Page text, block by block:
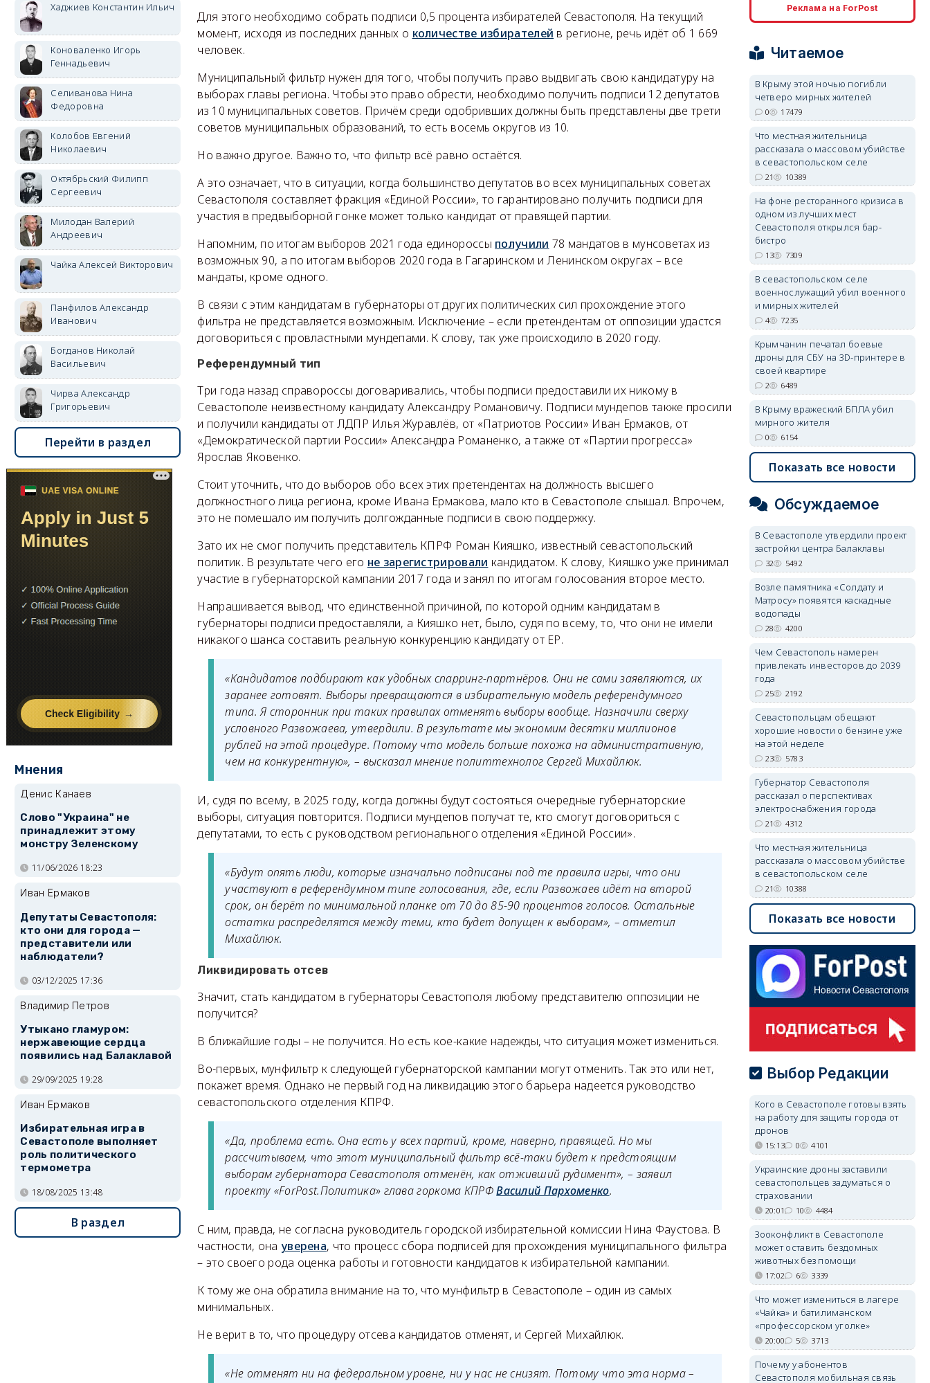
Для этого необходимо собрать подписи 0,5 процента избирателей Севастополя. На текущий
момент, исходя из последних данных о количестве избирателей в регионе, речь идёт об 1 669
человек.
Муниципальный фильтр нужен для того, чтобы получить право выдвигать свою кандидатуру на
выборах главы региона. Чтобы это право обрести, необходимо получить подписи 12 депутатов
из 10 муниципальных советов. Причём среди одобривших должны быть представлены две трети
советов муниципальных образований, то есть восемь округов из 10.
Но важно другое. Важно то, что фильтр всё равно остаётся.
А это означает, что в ситуации, когда большинство депутатов во всех муниципальных советах
Севастополя составляет фракция «Единой России», то гарантировано получить подписи для
участия в предвыборной гонке может только кандидат от правящей партии.
Напомним, по итогам выборов 2021 года единороссы получили 78 мандатов в мунсоветах из
возможных 90, а по итогам выборов 2020 года в Гагаринском и Ленинском округах – все
мандаты, кроме одного.
В связи с этим кандидатам в губернаторы от других политических сил прохождение этого
фильтра не представляется возможным. Исключение – если претендентам от оппозиции удастся
договориться с провластными мундепами. К слову, так уже происходило в 2020 году.
Референдумный тип
Три года назад справороссы договаривались, чтобы подписи предоставили их никому в
Севастополе неизвестному кандидату Александру Романовичу. Подписи мундепов также просили
и получили кандидаты от ЛДПР Илья Журавлёв, от «Патриотов России» Иван Ермаков, от
«Демократической партии России» Александра Романенко, а также от «Партии прогресса»
Ярослав Яковенко.
Стоит уточнить, что до выборов обо всех этих претендентах на должность высшего
должностного лица региона, кроме Ивана Ермакова, мало кто в Севастополе слышал. Впрочем,
это не помешало им получить долгожданные подписи в свою поддержку.
Зато их не смог получить представитель КПРФ Роман Кияшко, известный севастопольский
политик. В результате чего его не зарегистрировали кандидатом. К слову, Кияшко уже принимал
участие в губернаторской кампании 2017 года и занял по итогам голосования второе место.
Напрашивается вывод, что единственной причиной, по которой одним кандидатам в
губернаторы подписи предоставляли, а Кияшко нет, было, судя по всему, то, что они не имели
никакого шанса составить реальную конкуренцию кандидату от ЕР.
«Кандидатов подбирают как удобных спарринг-партнёров. Они не сами заявляются, их
заранее готовят. Выборы превращаются в избирательную модель референдумного
типа. Я сторонник при таких правилах отменять выборы вообще. Назначили сверху
условного Развожаева, утвердили. В результате мы экономим десятки миллионов
рублей на этой процедуре. Потому что модель больше похожа на административную,
чем на конкурентную», – высказал мнение политтехнолог Сергей Михайлюк.
И, судя по всему, в 2025 году, когда должны будут состояться очередные губернаторские
выборы, ситуация повторится. Подписи мундепов получат те, кто смогут договориться с
депутатами, то есть с руководством регионального отделения «Единой России».
«Будут опять люди, которые изначально подписаны под те правила игры, что они
участвуют в референдумном типе голосования, где, если Развожаев идёт на второй
срок, он берёт по минимальной планке от 70 до 85-90 процентов голосов. Остальные
остатки распределятся между теми, кто будет допущен к выборам», – отметил
Михайлюк.
Ликвидировать отсев
Значит, стать кандидатом в губернаторы Севастополя любому представителю оппозиции не
получится?
В ближайшие годы – не получится. Но есть кое-какие надежды, что ситуация может измениться.
Во-первых, мунфильтр к следующей губернаторской кампании могут отменить. Так это или нет,
покажет время. Однако не первый год на ликвидацию этого барьера надеется руководство
севастопольского отделения КПРФ.
«Да, проблема есть. Она есть у всех партий, кроме, наверно, правящей. Но мы
рассчитываем, что этот муниципальный фильтр всё-таки будет к предстоящим
выборам губернатора Севастополя отменён, как отживший рудимент», – заявил
проекту «ForPost.Политика» глава горкома КПРФВасилий Пархоменко.
С ним, правда, не согласна руководитель городской избирательной комиссии Нина Фаустова. В
частности, она уверена, что процесс сбора подписей для прохождения муниципального фильтра
– это своего рода оценка работы и готовности кандидатов к избирательной кампании.
К тому же она обратила внимание на то, что мунфильтр в Севастополе – один из самых
минимальных.
Не верит в то, что процедуру отсева кандидатов отменят, и Сергей Михайлюк.
«Не отменят ни на федеральном уровне, ни у нас не снизят. Потому что эта норма –
Хаджиев Константин Ильич
Коноваленко Игорь
Геннадьевич
Селиванова Нина
Федоровна
Колобов Евгений
Николаевич
Октябрьский Филипп
Сергеевич
Милодан Валерий
Андреевич
Чайка Алексей Викторович
Панфилов Александр
Иванович
Богданов Николай
Васильевич
Чирва Александр
Григорьевич
Перейти в раздел
Мнения
Денис Канаев
Слово "Украина" не
принадлежит этому
монстру Зеленскому
11/06/2026 18:23
Иван Ермаков
Депутаты Севастополя:
кто они для города —
представители или
наблюдатели?
03/12/2025 17:36
Владимир Петров
Утыкано гламуром:
нержавеющие сердца
появились над Балаклавой
29/09/2025 19:28
Иван Ермаков
Избирательная игра в
Севастополе выполняет
роль политического
термометра
18/08/2025 13:48
В раздел
erid: 2SDnjcrDNw6
erid: 2SDnjdvhGXG
Реклама на ForPost
Читаемое
В Крыму этой ночью погибли
четверо мирных жителей
0 17479
Что местная жительница
рассказала о массовом убийстве
в севастопольском селе
21 10389
На фоне ресторанного кризиса в
одном из лучших мест
Севастополя открылся бар-
бистро
13 7309
В севастопольском селе
военнослужащий убил военного
и мирных жителей
4 7235
Крымчанин печатал боевые
дроны для СБУ на 3D-принтере в
своей квартире
2 6489
В Крыму вражеский БПЛА убил
мирного жителя
0 6154
Показать все новости
Обсуждаемое
В Севастополе утвердили проект
застройки центра Балаклавы
32 5492
Возле памятника «Солдату и
Матросу» появятся каскадные
водопады
28 4200
Чем Севастополь намерен
привлекать инвесторов до 2039
года
25 2192
Севастопольцам обещают
хорошие новости о бензине уже
на этой неделе
23 5783
Губернатор Севастополя
рассказал о перспективах
электроснабжения города
21 4312
Что местная жительница
рассказала о массовом убийстве
в севастопольском селе
21 10388
Показать все новости
Выбор Редакции
Кого в Севастополе готовы взять
на работу для защиты города от
дронов
15:13 0 4101
Украинские дроны заставили
севастопольцев задуматься о
страховании
20:01 10 4484
Зооконфликт в Севастополе
может оставить бездомных
животных без помощи
17:02 6 3339
Что может измениться в лагере
«Чайка» и батилиманском
«профессорском уголке»
20:00 5 3713
Почему у абонентов
Севастополя мобильная связь